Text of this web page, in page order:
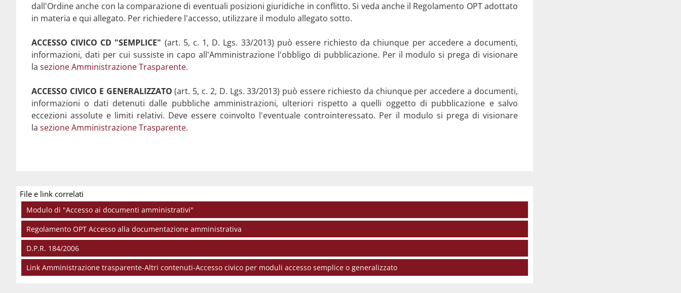
dall'Ordine anche con la comparazione di eventuali posizioni giuridiche in conflitto. Si veda anche il Regolamento OPT adottato
in materia e qui allegato. Per richiedere l'accesso, utilizzare il modulo allegato sotto.
ACCESSO CIVICO CD "SEMPLICE" (art. 5, c. 1, D. Lgs. 33/2013) può essere richiesto da chiunque per accedere a documenti,
informazioni, dati per cui sussiste in capo all'Amministrazione l'obbligo di pubblicazione. Per il modulo si prega di visionare
la sezione Amministrazione Trasparente.
ACCESSO CIVICO E GENERALIZZATO (art. 5, c. 2, D. Lgs. 33/2013) può essere richiesto da chiunque per accedere a documenti,
informazioni o dati detenuti dalle pubbliche amministrazioni, ulteriori rispetto a quelli oggetto di pubblicazione e salvo
eccezioni assolute e limiti relativi. Deve essere coinvolto l'eventuale controinteressato. Per il modulo si prega di visionare
la sezione Amministrazione Trasparente.
File e link correlati
Modulo di "Accesso ai documenti amministrativi"
Regolamento OPT Accesso alla documentazione amministrativa
D.P.R. 184/2006
Link Amministrazione trasparente-Altri contenuti-Accesso civico per moduli accesso semplice o generalizzato